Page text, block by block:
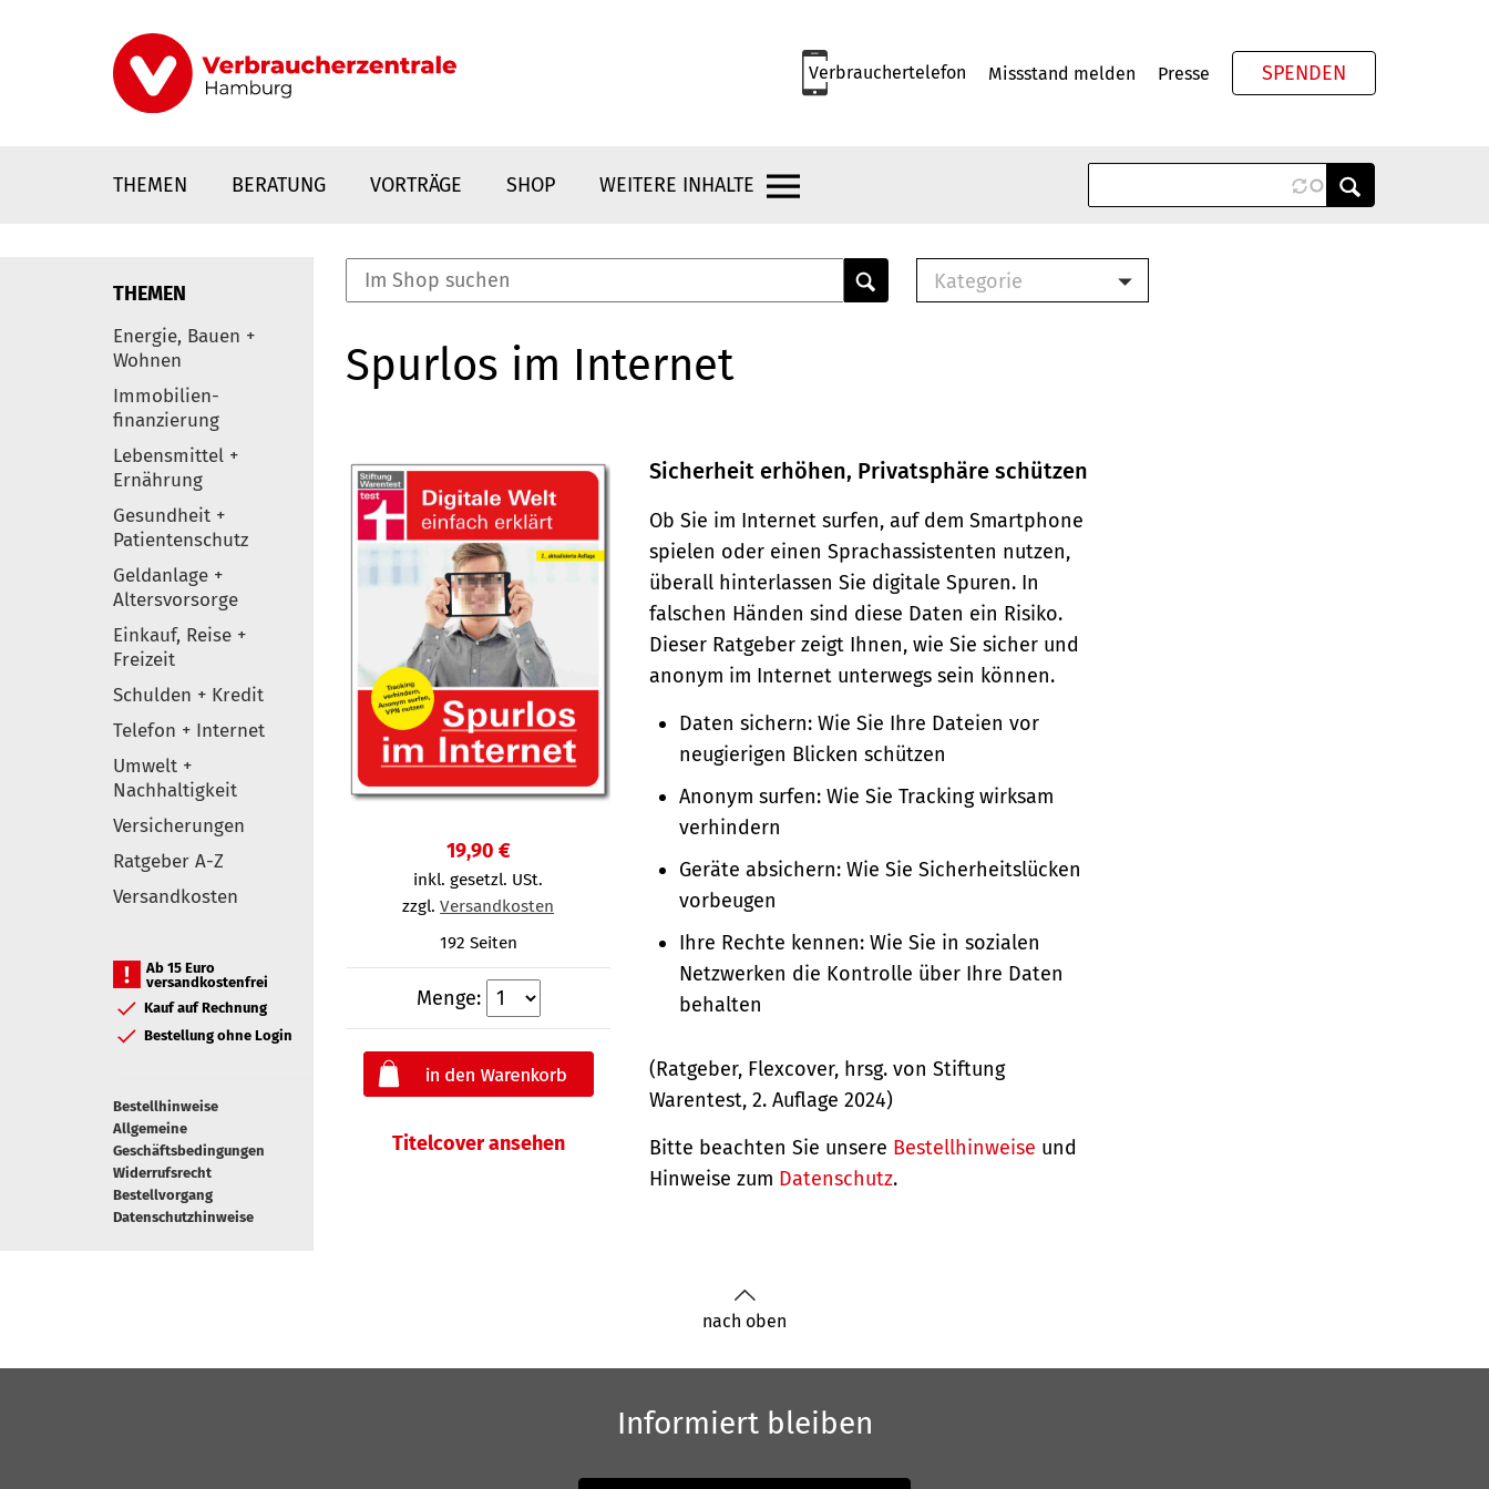
Verbrauchertelefon Missstand melden Presse SPENDEN
THEMEN BERATUNG VORTRÄGE SHOP WEITERE INHALTE
Elemente
THEMEN
Energie, Bauen +
Wohnen
Immobilien-
finanzierung
Lebensmittel +
Ernährung
Gesundheit +
Patientenschutz
Geldanlage +
Altersvorsorge
Einkauf, Reise +
Freizeit
Schulden + Kredit
Telefon + Internet
Umwelt +
Nachhaltigkeit
Versicherungen
Ratgeber A-Z
Versandkosten
Ab 15 Euro
versandkostenfrei
Kauf auf Rechnung
Bestellung ohne Login
Bestellhinweise
Allgemeine
Geschäftsbedingungen
Widerrufsrecht
Bestellvorgang
Datenschutzhinweise
Kategorie
Buch
Spurlos im Internet
19,90 €
inkl. gesetzl. USt.
zzgl.Versandkosten
192 Seiten
Menge:
Titelcover ansehen
Sicherheit erhöhen, Privatsphäre schützen
Ob Sie im Internet surfen, auf dem Smartphone
spielen oder einen Sprachassistenten nutzen,
überall hinterlassen Sie digitale Spuren. In
falschen Händen sind diese Daten ein Risiko.
Dieser Ratgeber zeigt Ihnen, wie Sie sicher und
anonym im Internet unterwegs sein können.
Daten sichern: Wie Sie Ihre Dateien vor
neugierigen Blicken schützen
Anonym surfen: Wie Sie Tracking wirksam
verhindern
Geräte absichern: Wie Sie Sicherheitslücken
vorbeugen
Ihre Rechte kennen: Wie Sie in sozialen
Netzwerken die Kontrolle über Ihre Daten
behalten
(Ratgeber, Flexcover, hrsg. von Stiftung
Warentest, 2. Auflage 2024)
Bitte beachten Sie unsere Bestellhinweise und
Hinweise zum Datenschutz.
nach oben
Informiert bleiben